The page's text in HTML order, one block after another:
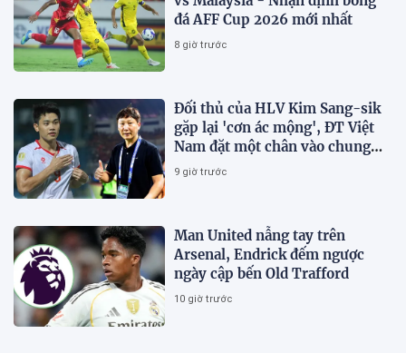
đá AFF Cup 2026 mới nhất
8 giờ trước
Đối thủ của HLV Kim Sang-sik
gặp lại 'cơn ác mộng', ĐT Việt
Nam đặt một chân vào chung
kết AFF Cup 2026
9 giờ trước
Man United nẫng tay trên
Arsenal, Endrick đếm ngược
ngày cập bến Old Trafford
10 giờ trước